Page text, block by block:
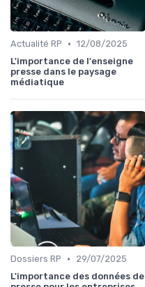
Actualité RP • 12/08/2025
L'importance de l'enseigne
presse dans le paysage
médiatique
Dossiers RP •
29/07/2025
L'importance des données de